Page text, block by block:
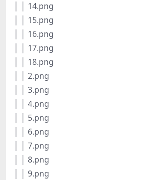
│ │ 14.png
│ │ 15.png
│ │ 16.png
│ │ 17.png
│ │ 18.png
│ │ 2.png
│ │ 3.png
│ │ 4.png
│ │ 5.png
│ │ 6.png
│ │ 7.png
│ │ 8.png
│ │ 9.png